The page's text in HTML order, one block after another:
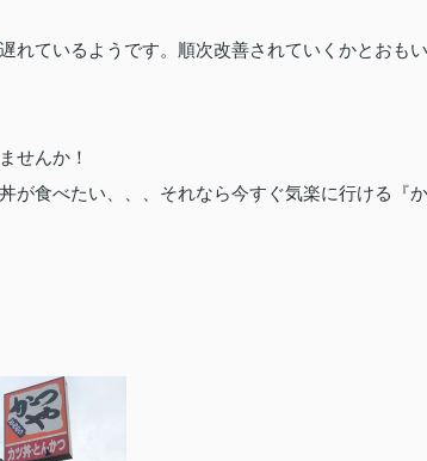
れているようです。順次改善されていくかとおもい
せんか！
が食べたい、、、それなら今すぐ気楽に行ける『か